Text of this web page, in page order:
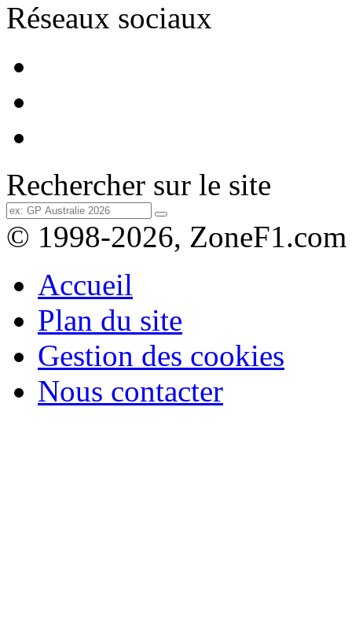
Réseaux sociaux
Rechercher sur le site
© 1998-2026, ZoneF1.com
Accueil
Plan du site
Gestion des cookies
Nous contacter